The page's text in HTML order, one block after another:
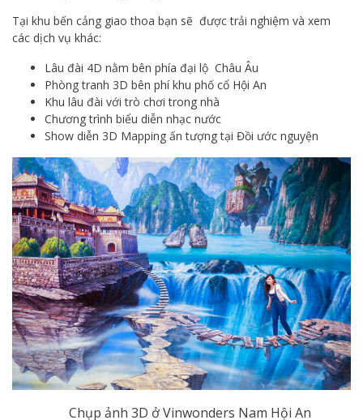
Tại khu bến cảng giao thoa bạn sẽ được trải nghiệm và xem
các dịch vụ khác:
Lâu đài 4D nằm bên phía đại lộ Châu Âu
Phòng tranh 3D bên phí khu phố cổ Hội An
Khu lâu đài với trò chơi trong nhà
Chương trình biểu diễn nhạc nước
Show diễn 3D Mapping ấn tượng tại Đồi ước nguyện
Chụp ảnh 3D ở Vinwonders Nam Hội An